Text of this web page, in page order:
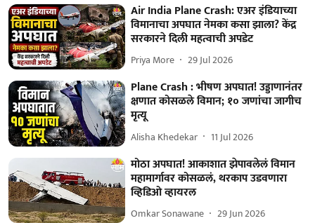
Air India Plane Crash: एअर इंडियाच्या
विमानाचा अपघात नेमका कसा झाला? केंद्र
सरकारने दिली महत्वाची अपडेट
Priya More 29 Jul 2026
Plane Crash : भीषण अपघात! उड्डाणानंतर
क्षणात कोसळले विमान; १० जणांचा जागीच
मृत्यू
Alisha Khedekar 11 Jul 2026
मोठा अपघात! आकाशात झेपावलेलं विमान
महामार्गावर कोसळलं, थरकाप उडवणारा
व्हिडिओ व्हायरल
Omkar Sonawane 29 Jun 2026